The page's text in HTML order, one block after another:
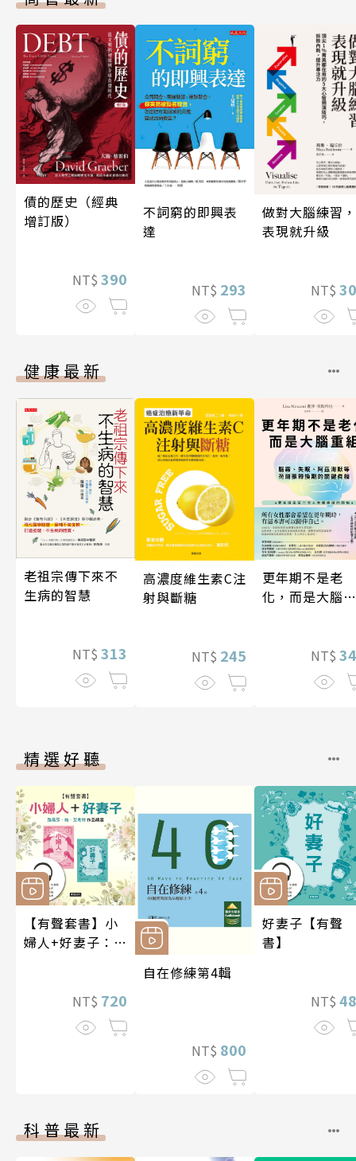
債的歷史（經典
增訂版）
NT$ 390
不詞窮的即興表
達
NT$ 293
做對大腦練習，
表現就升級
NT$
健康最新
老祖宗傳下來不
生病的智慧
NT$ 313
高濃度維生素C注
射與斷糖
NT$ 245
更年期不是老
化，而是大腦重
NT$
精選好聽
【有聲套書】小
婦人+好妻子：路
NT$ 720
自在修練第4輯
NT$ 800
好妻子【有聲
書】
NT$
科普最新